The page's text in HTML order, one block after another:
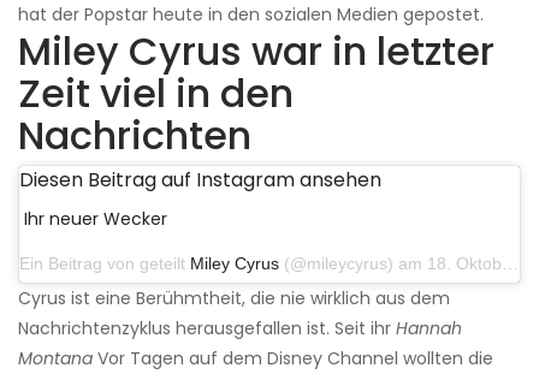
hat der Popstar heute in den sozialen Medien gepostet.
Miley Cyrus war in letzter
Zeit viel in den
Nachrichten
Diesen Beitrag auf Instagram ansehen
Ihr neuer Wecker
Ein Beitrag von geteilt Miley Cyrus (@mileycyrus) am 18. Oktober 2019 um 19:03 Uhr PDT
Cyrus ist eine Berühmtheit, die nie wirklich aus dem
Nachrichtenzyklus herausgefallen ist. Seit ihr Hannah
Montana Vor Tagen auf dem Disney Channel wollten die